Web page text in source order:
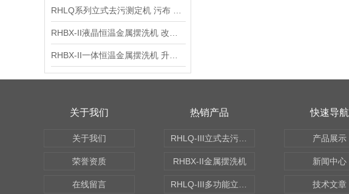
关于我们
关于我们
荣誉资质
在线留言
热销产品
RHBX-II金属摆洗机
快速导航
产品展示
新闻中心
技术文章